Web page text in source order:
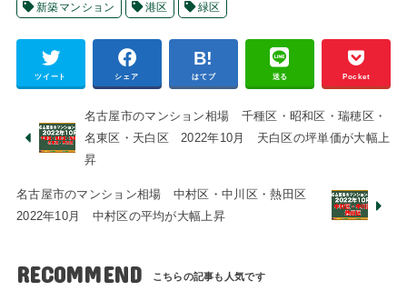
新築マンション 港区 緑区
ツイート シェア はてブ 送る Pocket
名古屋市のマンション相場 千種区・昭和区・瑞穂区・
名東区・天白区 2022年10月 天白区の坪単価が大幅上
昇
名古屋市のマンション相場 中村区・中川区・熱田区
2022年10月 中村区の平均が大幅上昇
RECOMMEND